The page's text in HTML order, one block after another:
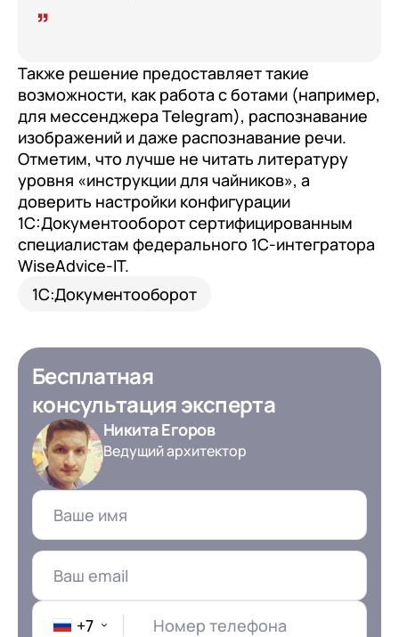
Также решение предоставляет такие
возможности, как работа с ботами (например,
для мессенджера Telegram), распознавание
изображений и даже распознавание речи.
Отметим, что лучше не читать литературу
уровня «инструкции для чайников», а
доверить настройки конфигурации
1С:Документооборот сертифицированным
специалистам федерального 1С-интегратора
WiseAdvice-IT.
1С:Документооборот
Бесплатная
консультация эксперта
Никита Егоров
Ведущий архитектор
+7 Номер телефона